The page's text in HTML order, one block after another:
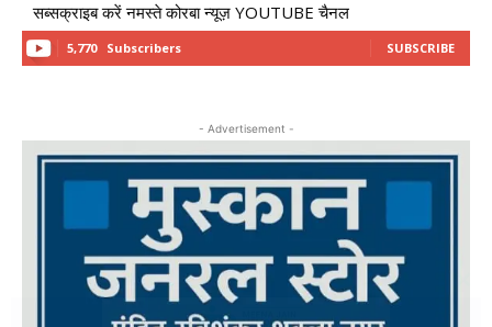
सब्सक्राइब करें नमस्ते कोरबा न्यूज़ YOUTUBE चैनल
5,770 Subscribers SUBSCRIBE
- Advertisement -